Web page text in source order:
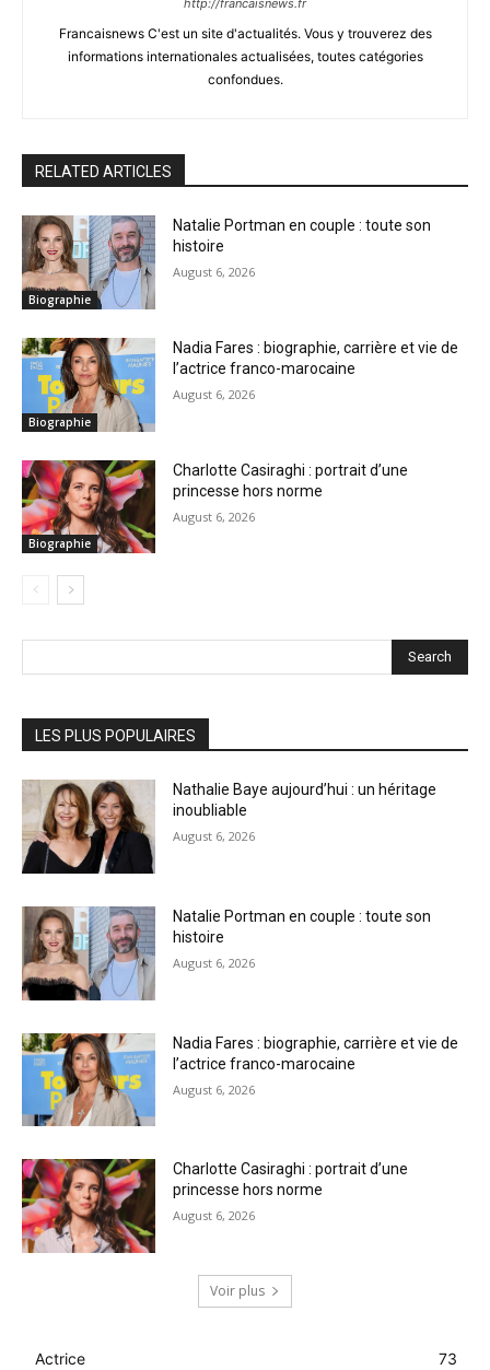
http://francaisnews.fr
Francaisnews C'est un site d'actualités. Vous y trouverez des
informations internationales actualisées, toutes catégories
confondues.
RELATED ARTICLES
Biographie
Natalie Portman en couple : toute son
histoire
August 6, 2026
Biographie
Nadia Fares : biographie, carrière et vie de
l’actrice franco-marocaine
August 6, 2026
Biographie
Charlotte Casiraghi : portrait d’une
princesse hors norme
August 6, 2026
Search
LES PLUS POPULAIRES
Nathalie Baye aujourd’hui : un héritage
inoubliable
August 6, 2026
Natalie Portman en couple : toute son
histoire
August 6, 2026
Nadia Fares : biographie, carrière et vie de
l’actrice franco-marocaine
August 6, 2026
Charlotte Casiraghi : portrait d’une
princesse hors norme
August 6, 2026
Voir plus
Actrice
73